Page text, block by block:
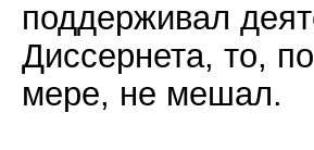
поддерживал
Диссернета, то,
мере, не мешал.